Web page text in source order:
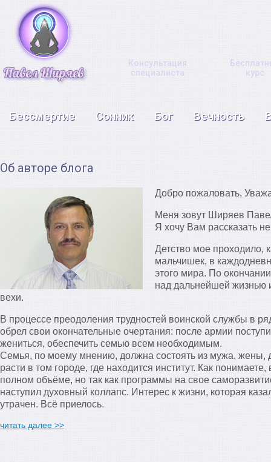
Консультация
специалиста
курс
Бессмертие Сонник Бог Вечность
Об авторе блога
Добро пожаловать,
Меня зовут Ширяев
Я хочу Вам рассказать
Детство мое проходило,
мальчишек, в
этого мира. По
над дальнейшей жизнью
вехи.
В процессе преодоления трудностей воинской службы в
обрел свои окончательные очертания: после армии
жениться, обеспечить семью всем необходимым.
Семья, по моему мнению, должна состоять из мужа, жены,
расти в том городе, где находится институт. Как
полном объёме, но так как программы на свое
наступил духовный коллапс. Интерес к жизни, которая
утрачен. Всё приелось.
читать далее >>